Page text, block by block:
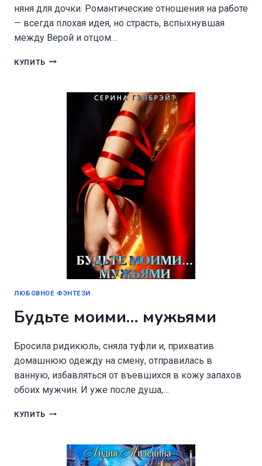
няня для дочки. Романтические отношения на работе
— всегда плохая идея, но страсть, вспыхнувшая
между Верой и отцом…
КУПИТЬ ОНА
ЛЮБОВНОЕ ФЭНТЕЗИ
Будьте моими… мужьями
Бросила ридикюль, сняла туфли и, прихватив
домашнюю одежду на смену, отправилась в
ванную, избавляться от въевшихся в кожу запахов
обоих мужчин. И уже после душа,…
КУПИТЬ БУДЬТЕ